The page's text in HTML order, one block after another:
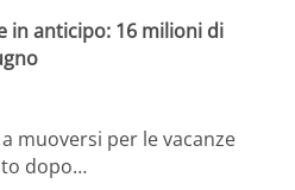
in anticipo: 16 milioni di
muoversi per le vacanze
dopo…